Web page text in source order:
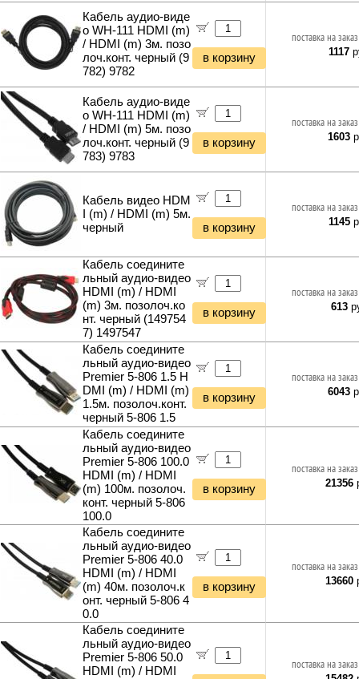
Кабель аудио-виде
о WH-111 HDMI (m)
/ HDMI (m) 3м. позо
лоч.конт. черный (9
782) 9782
в корзину
поставка на
1117
Кабель аудио-виде
о WH-111 HDMI (m)
/ HDMI (m) 5м. позо
лоч.конт. черный (9
783) 9783
в корзину
поставка на
1603
Кабель видео HDM
I (m) / HDMI (m) 5м.
черный
в корзину
поставка на
1145
Кабель соедините
льный аудио-видео
HDMI (m) / HDMI
(m) 3м. позолоч.ко
нт. черный (149754
7) 1497547
в корзину
поставка на
613
Кабель соедините
льный аудио-видео
Premier 5-806 1.5 H
DMI (m) / HDMI (m)
1.5м. позолоч.конт.
черный 5-806 1.5
в корзину
поставка на
6043
Кабель соедините
льный аудио-видео
Premier 5-806 100.0
HDMI (m) / HDMI
(m) 100м. позолоч.
конт. черный 5-806
100.0
в корзину
поставка на
21356
Кабель соедините
льный аудио-видео
Premier 5-806 40.0
HDMI (m) / HDMI
(m) 40м. позолоч.к
онт. черный 5-806 4
0.0
в корзину
поставка на
13660
Кабель соедините
льный аудио-видео
Premier 5-806 50.0
HDMI (m) / HDMI
поставка на